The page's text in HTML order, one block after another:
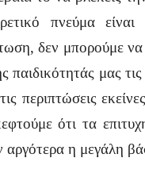
πνεύμα
δεν μπορούμε
παιδικότητάς μας
περιπτώσεις
ότι τα
αργότερα η μεγάλη